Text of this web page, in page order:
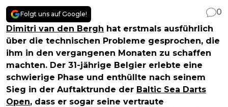
Folgt uns auf Google!
0
Dimitri van den Bergh hat erstmals ausführlich
über die technischen Probleme gesprochen, die
ihm in den vergangenen Monaten zu schaffen
machten. Der 31-jährige Belgier erlebte eine
schwierige Phase und enthüllte nach seinem
Sieg in der Auftaktrunde der Baltic Sea Darts
Open, dass er sogar seine vertraute